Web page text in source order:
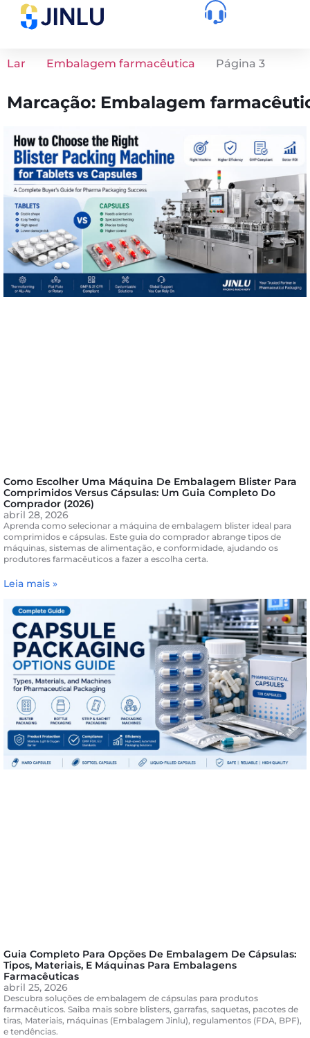
Lar Embalagem farmacêutica Página 3
Marcação: Embalagem
Como Escolher Uma Máquina De Embalagem Blister Para
Comprimidos Versus Cápsulas: Um Guia Completo Do
Comprador (2026)
abril 28, 2026
Aprenda como selecionar a máquina de embalagem blister ideal para
comprimidos e cápsulas. Este guia do comprador abrange tipos de
máquinas, sistemas de alimentação, e conformidade, ajudando os
produtores farmacêuticos a fazer a escolha certa.
Leia mais »
Guia Completo Para Opções De Embalagem De Cápsulas:
Tipos, Materiais, E Máquinas Para Embalagens
Farmacêuticas
abril 25, 2026
Descubra soluções de embalagem de cápsulas para produtos
farmacêuticos. Saiba mais sobre blisters, garrafas, saquetas, pacotes de
tiras, Materiais, máquinas (Embalagem Jinlu), regulamentos (FDA, BPF),
e tendências.